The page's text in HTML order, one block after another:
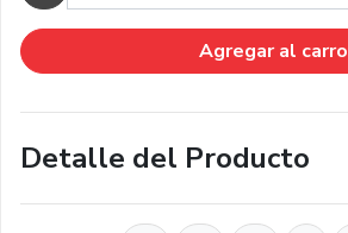
Agregar al carro
Detalle del Producto